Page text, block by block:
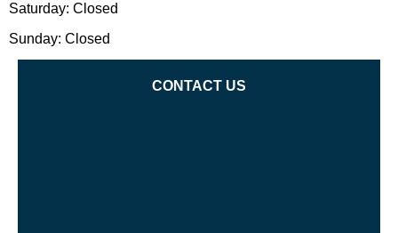
Saturday: Closed
Sunday: Closed
CONTACT US